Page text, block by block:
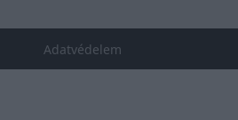
Adatvédelem